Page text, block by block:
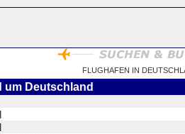
FLUGHAFEN IN
um Deutschland